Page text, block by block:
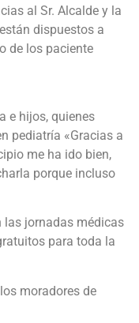
al Sr. Alcalde y la
dispuestos a
de los paciente
e hijos, quienes
pediatría «Gracias a
me ha ido bien,
porque incluso
las jornadas médicas
para toda la
moradores de